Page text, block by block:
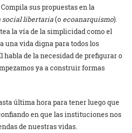
sus propuestas en la
social libertaria(o ecoanarquismo).
la vía de la simplicidad como el
vida digna para todos los
habla de la necesidad de prefigurar o
ya a construir formas
última hora para tener luego que
en que las instituciones nos
de nuestras vidas.